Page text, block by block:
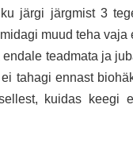
järgi järgmist 3
muud teha vaja
endale teadmata ja
tahagi ennast
kuidas keegi